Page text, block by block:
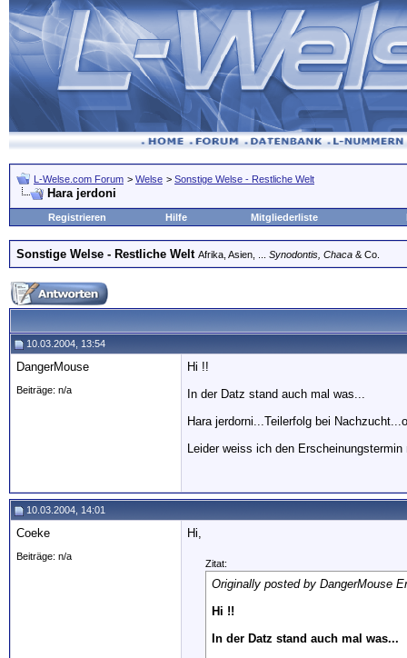
L-Welse.com Forum > Welse > Sonstige Welse - Restliche Welt
Hara jerdoni
Registrieren Hilfe Mitgliederliste
Sonstige Welse - Restliche Welt Afrika, Asien, ... Synodontis, Chaca & Co.
10.03.2004, 13:54
DangerMouse
Beiträge: n/a
Hi !!
In der Datz stand auch mal was...
Hara jerdorni...Teilerfolg bei
Leider weiss ich den Erscheinungstermin
10.03.2004, 14:01
Coeke
Beiträge: n/a
Hi,
Zitat:
Originally posted by DangerMouse
Hi !!
In der Datz stand auch mal was...